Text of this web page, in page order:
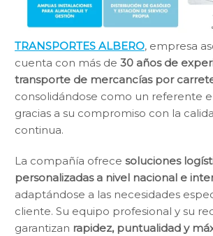
TRANSPORTES ALBERO, empresa
cuenta con más de 30 años de
transporte de mercancías por
consolidándose como un referente
gracias a su compromiso con la
continua.
La compañía ofrece soluciones
personalizadas a nivel nacional e
adaptándose a las necesidades
cliente. Su equipo profesional y su
garantizan rapidez, puntualidad y